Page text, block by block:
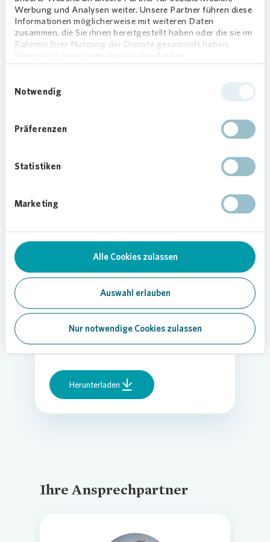
Werbung und Analysen weiter. Unsere Partner führen diese
Informationen möglicherweise mit weiteren Daten
zusammen, die Sie ihnen bereitgestellt haben oder die sie im
Rahmen Ihrer Nutzung der Dienste gesammelt haben.
Notwendig
Präferenzen
Statistiken
Marketing
Alle Cookies zulassen
Auswahl erlauben
Nur notwendige Cookies zulassen
Downloads (1) Teilen
Mehr anzeigen
KLIMASCHUTZ
230713-Vonovia
zusammen mit
Anwohnenden im
Essener Südviertel
Dokument | PDF |
335,8 KB
Herunterladen
Ihre Ansprechpartner